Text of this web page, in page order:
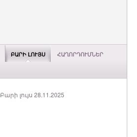
ԲԱՐԻ ԼՈՒՅՍ ՀԱՂՈՐԴՈՒՄՆԵՐ
Բարի լույս 28.11.2025